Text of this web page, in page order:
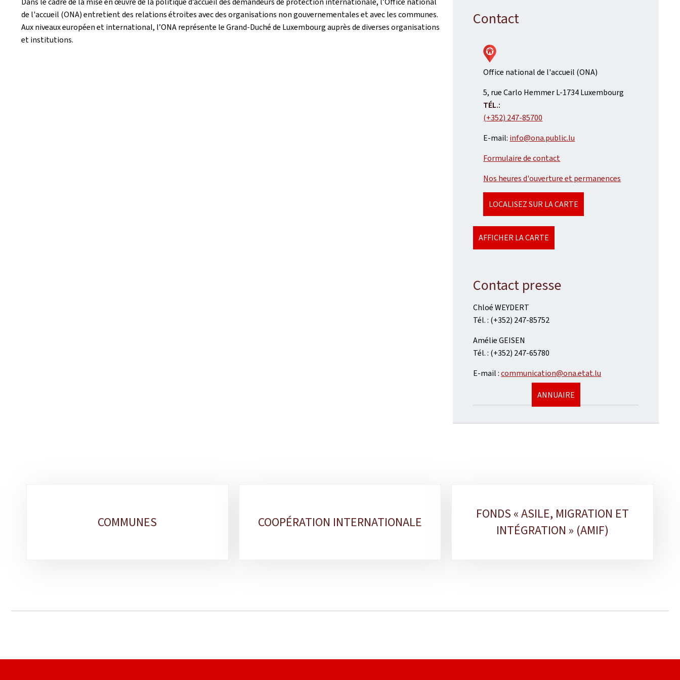
de l'accueil (ONA) entretient des relations étroites avec des organisations non gouvernementales et avec les communes.
Aux niveaux européen et international, l’ONA représente le Grand-Duché de Luxembourg auprès de diverses organisations
et institutions.
Contact
Office national de l'accueil (ONA)
ADRESSE
:
5, rue Carlo HemmerL-1734Luxembourg
TÉL.:
(+352) 247-85700
E-mail: info@ona.public.lu
Formulaire de contact
Nos heures d'ouverture et permanences
LOCALISEZ SUR LA CARTE
AFFICHER LA CARTE
Contact presse
Chloé WEYDERT
Tél. : (+352) 247-85752
Amélie GEISEN
Tél. : (+352) 247-65780
E-mail :communication@ona.etat.lu
ANNUAIRE
COMMUNES COOPÉRATION INTERNATIONALE
FONDS « ASILE, MIGRATION ET
INTÉGRATION » (AMIF)